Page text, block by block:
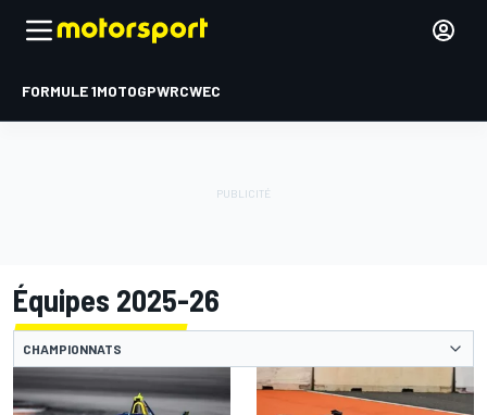
FORMULE 1MOTOGPWRCWEC
Équipes 2025-26
CHAMPIONNATS